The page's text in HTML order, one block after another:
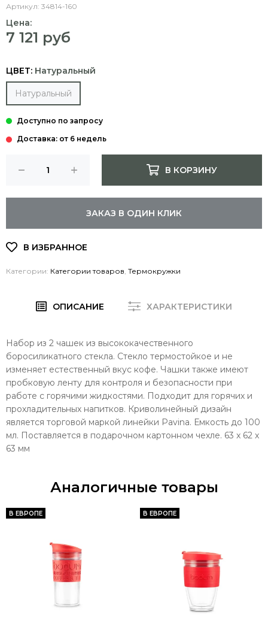
Артикул: 34814-160
Цена:
7 121 руб
ЦВЕТ: Натуральный
Натуральный
Доставка: от 6 недель
В КОРЗИНУ
ЗАКАЗ В ОДИН КЛИК
Категории: Категории товаров Термокружки
ОПИСАНИЕ ХАРАКТЕРИСТИКИ
Набор из 2 чашек из высококачественного
боросиликатного стекла. Стекло термостойкое и не
изменяет естественный вкус кофе. Чашки также имеют
пробковую ленту для контроля и безопасности при
работе с горячими жидкостями. Подходит для горячих и
прохладительных напитков. Криволинейный дизайн
является торговой маркой линейки Pavina. Емкость до 100
мл. Поставляется в подарочном картонном чехле. 63 x 62 x
63 мм
Аналогичные товары
В ЕВРОПЕ В ЕВРОПЕ